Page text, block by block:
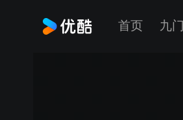
首页 九门